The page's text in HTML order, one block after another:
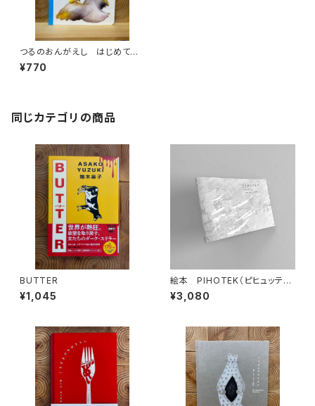
つるのおんがえし はじめての
めいさくえほん15
¥770
同じカテゴリの商品
BUTTER
¥1,045
絵本 PIHOTEK（ピヒュッティ）
北極を風と歩く
¥3,080